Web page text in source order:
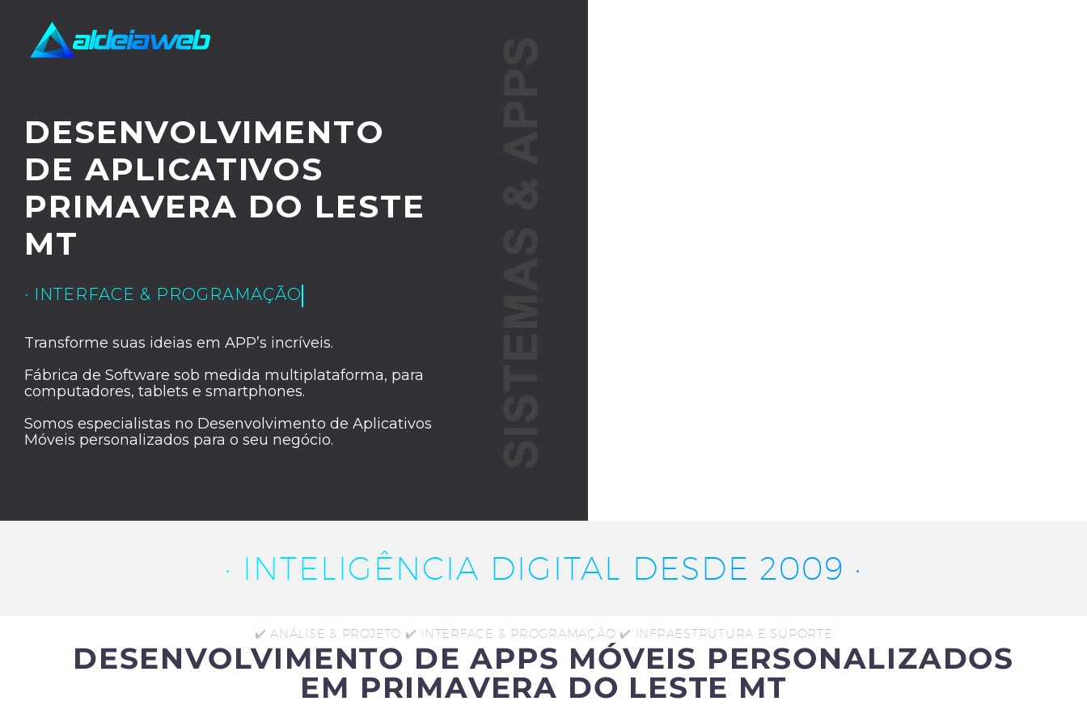
DESENVOLVIMENTO
DE APLICATIVOS
PRIMAVERA DO LESTE
MT
· UX/UI DESIGN
Transforme suas ideias em APP’s incríveis.
Fábrica de Software sob medida multiplataforma, para
computadores, tablets e smartphones.
Somos especialistas no Desenvolvimento de Aplicativos
Móveis personalizados para o seu negócio.
· INTELIGÊNCIA DIGITAL DESDE 2009 ·
✔️ ANÁLISE & PROJETO ✔️ INTERFACE & PROGRAMAÇÃO ✔️ INFRAESTRUTURA E SUPORTE
DESENVOLVIMENTO DE APPS MÓVEIS PERSONALIZADOS
EM PRIMAVERA DO LESTE MT